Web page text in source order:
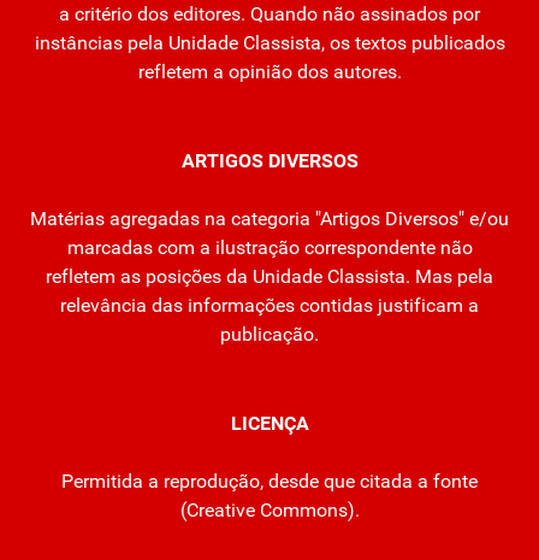
a critério dos editores. Quando não assinados por
instâncias pela Unidade Classista, os textos publicados
refletem a opinião dos autores.
ARTIGOS DIVERSOS
Matérias agregadas na categoria "Artigos Diversos" e/ou
marcadas com a ilustração correspondente não
refletem as posições da Unidade Classista. Mas pela
relevância das informações contidas justificam a
publicação.
LICENÇA
Permitida a reprodução, desde que citada a fonte
(Creative Commons).